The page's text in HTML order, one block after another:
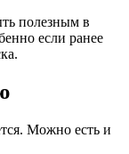
полезным в
если ранее
Можно есть и